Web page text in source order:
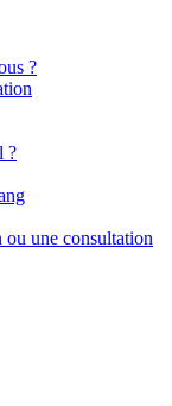
?
?
une consultation